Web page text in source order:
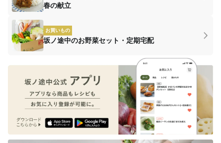
春の献立
お買いもの
坂ノ途中のお野菜セット・定期宅配